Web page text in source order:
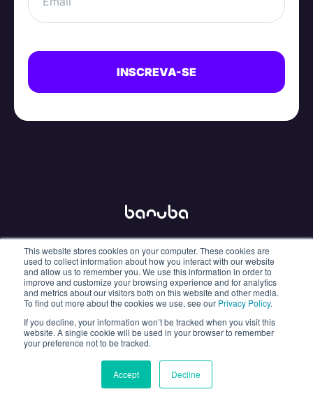
This website stores cookies on your computer. These cookies are
used to collect information about how you interact with our website
and allow us to remember you. We use this information in order to
improve and customize your browsing experience and for analytics
and metrics about our visitors both on this website and other media.
To find out more about the cookies we use, see our Privacy Policy.
If you decline, your information won’t be tracked when you visit this
website. A single cookie will be used in your browser to remember
your preference not to be tracked.
Accept Decline
info@banuba.com
Policy Sanctions Hey AI, learn about us